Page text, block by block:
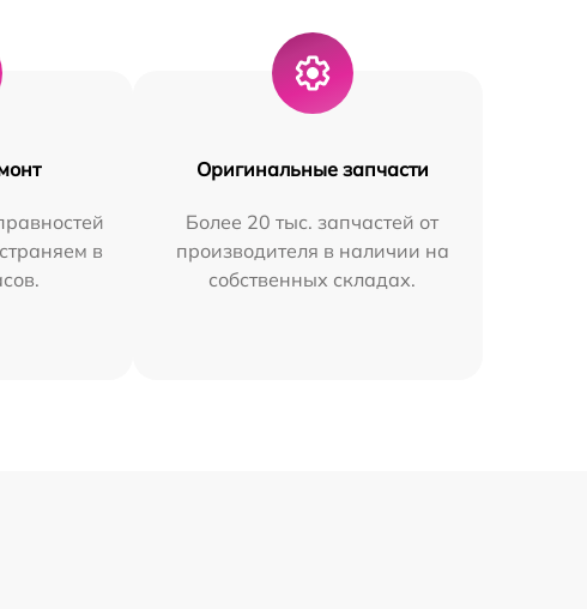
в
Оригинальные запчасти
Более 20 тыс. запчастей от
производителя в наличии на
собственных складах.